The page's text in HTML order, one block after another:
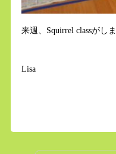
来週、Squirrel classがし
Lisa